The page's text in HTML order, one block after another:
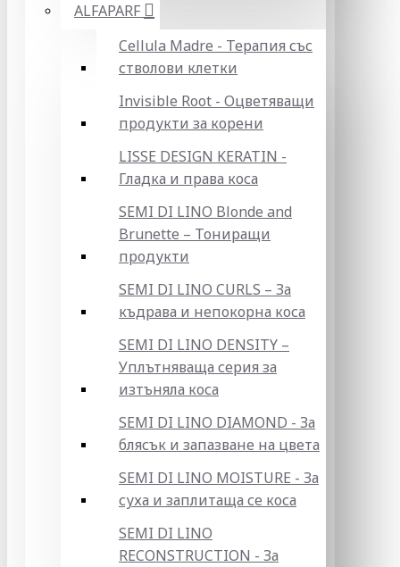
ALFAPARF
Cellula Madre - Терапия със
стволови клетки
Invisible Root - Оцветяващи
продукти за корени
LISSE DESIGN KERATIN -
Гладка и права коса
SEMI DI LINO Blonde and
Brunette – Тониращи
продукти
SEMI DI LINO CURLS – За
къдрава и непокорна коса
SEMI DI LINO DENSITY –
Уплътняваща серия за
изтъняла коса
SEMI DI LINO DIAMOND - За
блясък и запазване на цвета
SEMI DI LINO MOISTURE - За
суха и заплитаща се коса
SEMI DI LINO
RECONSTRUCTION - За